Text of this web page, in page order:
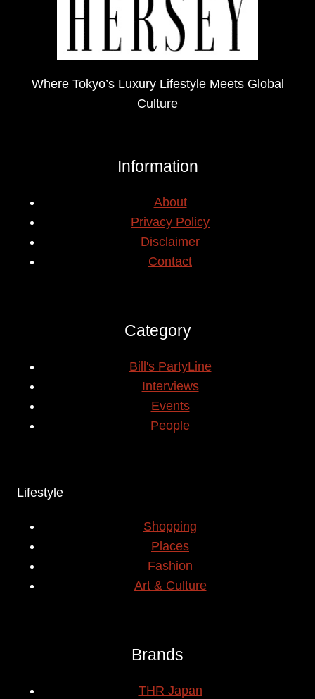
Where Tokyo’s Luxury Lifestyle Meets Global
Culture
Information
About
Privacy Policy
Disclaimer
Contact
Category
Bill's PartyLine
Interviews
Events
People
Lifestyle
Shopping
Places
Fashion
Art & Culture
Brands
THR Japan